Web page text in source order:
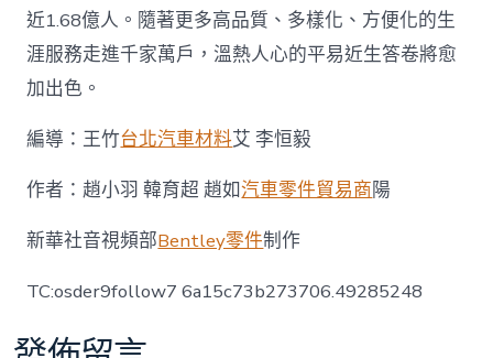
近1.68億人。隨著更多高品質、多樣化、方便化的生
涯服務走進千家萬戶，溫熱人心的平易近生答卷將愈
加出色。
編導：王竹台北汽車材料艾 李恒毅
作者：趙小羽 韓育超 趙如汽車零件貿易商陽
新華社音視頻部Bentley零件制作
TC:osder9follow7 6a15c73b273706.49285248